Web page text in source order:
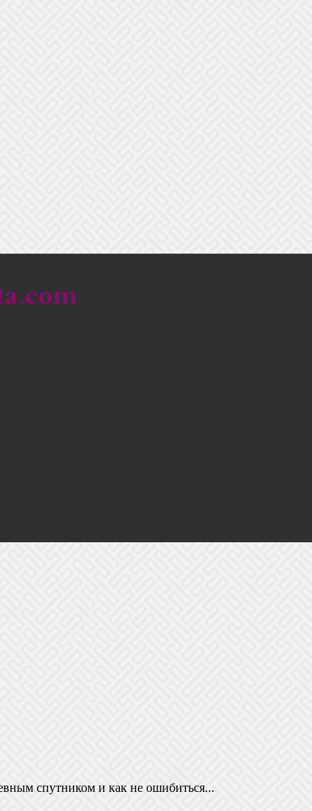
спутником и как не ошибиться...